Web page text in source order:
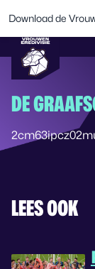
DE
LEES OOK
Download de